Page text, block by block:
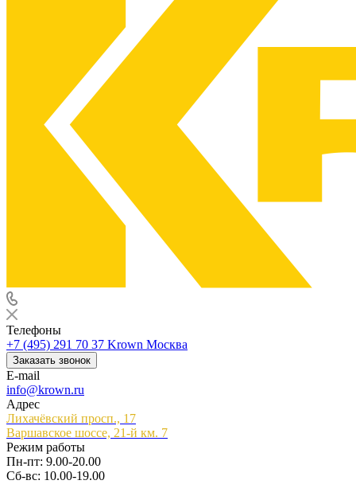
Телефоны
+7 (495) 291 70 37 Krown Москва
Заказать звонок
E-mail
info@krown.ru
Адрес
Лихачёвский просп., 17
Варшавское шоссе, 21-й км. 7
Режим работы
Пн-пт: 9.00-20.00
Сб-вс: 10.00-19.00